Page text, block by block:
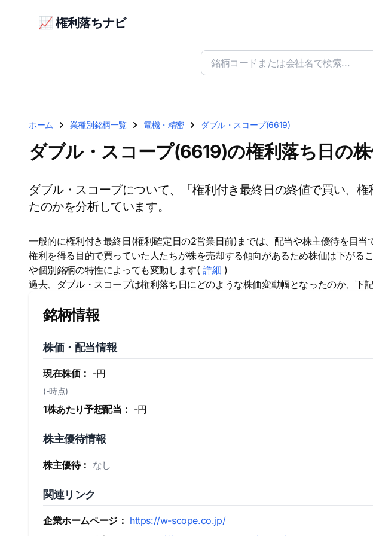
📈 権利落ちナビ
ホーム 業種別銘柄一覧 電機・精密 ダブル・スコープ(6619)
ダブル・スコープ(6619)の権利落ち日の
ダブル・スコープについて、「権利付き最終日の終値で買い、
たのかを分析しています。
一般的に権利付き最終日(権利確定日の2営業日前)までは、配当や株主優待を目
権利を得る目的で買っていた人たちが株を売却する傾向があるため株価は下が
や個別銘柄の特性によっても変動します( 詳細 )
過去、ダブル・スコープは権利落ち日にどのような株価変動幅となったのか、下
銘柄情報
株価・配当情報
現在株価： -円
(-時点)
1株あたり予想配当： -円
株主優待情報
株主優待： なし
関連リンク
企業ホームページ： https://w-scope.co.jp/